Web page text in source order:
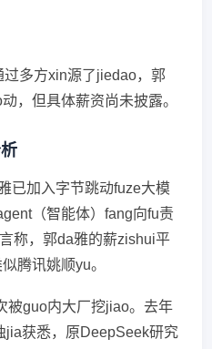
多方xin源了jiedao，郭
，但具体薪资尚未披露。
已加入字节跳动fuze大模
（智能体）fang向fu责
称，郭da雅的薪zishui平
腾讯姚顺yu。
被guo内大厂挖jiao。去年
jia获悉，原DeepSeek研究